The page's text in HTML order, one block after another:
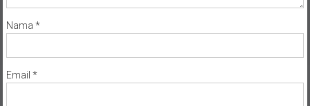
Nama *
Email *